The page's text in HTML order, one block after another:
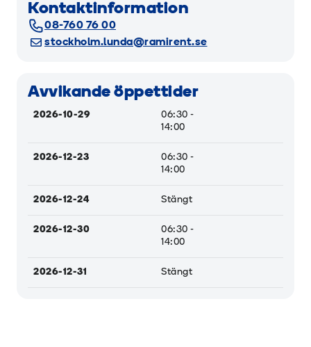
Kontaktinformation
08-760 76 00
stockholm.lunda@ramirent.se
Avvikande öppettider
2026-10-29
06:30 -
14:00
2026-12-23
06:30 -
14:00
2026-12-24 Stängt
2026-12-30
06:30 -
14:00
2026-12-31 Stängt